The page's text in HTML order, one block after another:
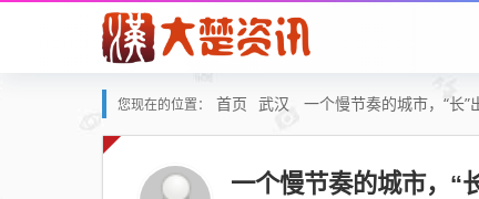
您现在的位置： 首页 武汉 一个慢节奏的城市，“长”
一个慢节奏的城市，“